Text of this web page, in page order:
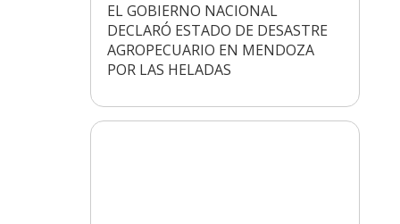
EL GOBIERNO NACIONAL
DECLARÓ ESTADO DE DESASTRE
AGROPECUARIO EN MENDOZA
POR LAS HELADAS